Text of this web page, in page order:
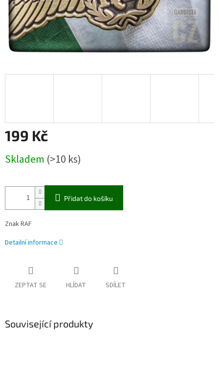
199 Kč
cena:
Skladem (>10 ks)
Přidat do košíku
Znak RAF
Detailní informace
ZEPTAT SE HLÍDAT SDÍLET
Související produkty